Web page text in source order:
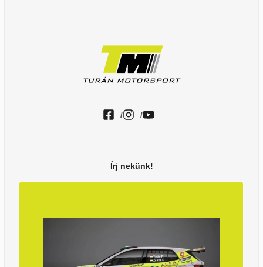
/ /
Írj nekünk!